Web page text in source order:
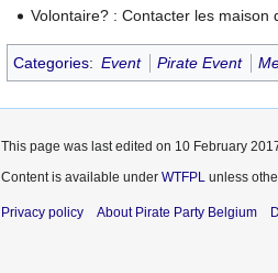
Volontaire? : Contacter les maison
Categories: Event Pirate Event
This page was last edited on 10 February
Content is available under WTFPL unless
Privacy policy About Pirate Party Belgium